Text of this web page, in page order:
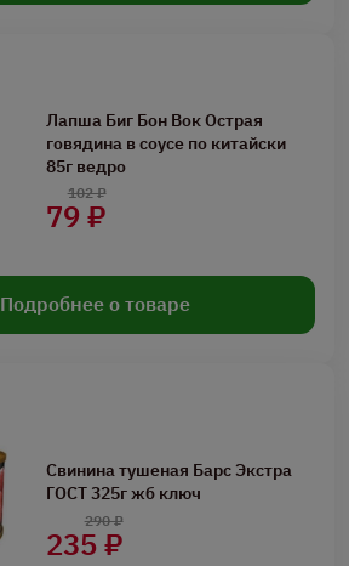
Лапша Биг Бон Вок Острая
говядина в соусе по китайски
85г ведро
79 ₽
102 ₽
Подробнее о товаре
Свинина тушеная Барс Экстра
ГОСТ 325г жб ключ
235 ₽
290 ₽